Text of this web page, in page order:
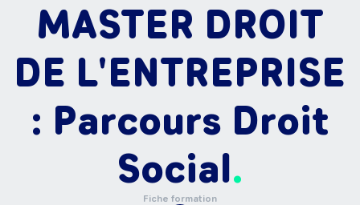
MASTER DROIT
DE L'ENTREPRISE
: Parcours Droit
Social
Fiche formation